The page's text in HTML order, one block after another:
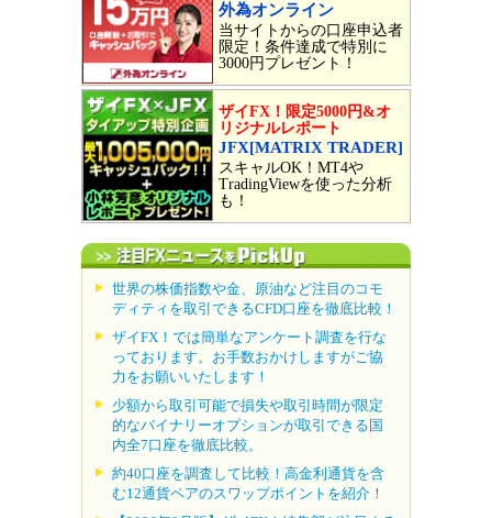
外為オンライン
当サイトからの口座申込者
限定！条件達成で特別に
3000円プレゼント！
ザイFX！限定5000円&オ
リジナルレポート
JFX[MATRIX TRADER]
スキャルOK！MT4や
TradingViewを使った分析
も！
世界の株価指数や金、原油など注目のコモ
ディティを取引できるCFD口座を徹底比較！
ザイFX！では簡単なアンケート調査を行な
っております。お手数おかけしますがご協
力をお願いいたします！
少額から取引可能で損失や取引時間が限定
的なバイナリーオプションが取引できる国
内全7口座を徹底比較。
約40口座を調査して比較！高金利通貨を含
む12通貨ペアのスワップポイントを紹介！